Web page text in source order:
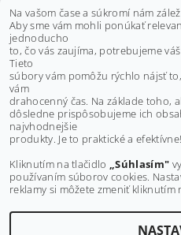
KLIEŠTE
MANŽIET
€30 bez
€36,90
Buďte prvý, kto napíše príspevok k
Na vašom čase a súkromí nám
Aby sme vám mohli ponúkať
jednoducho
to, čo vás zaujíma, potrebujeme
Tieto
súbory vám pomôžu rýchlo nájsť
vám
drahocenný čas. Na základe toho,
dôsledne prispôsobujeme ich
najvhodnejšie
produkty. Je to praktické a efektívne!
Kliknutím na tlačidlo „Súhlasím"
používaním súborov cookies.
reklamy si môžete zmeniť kliknutím